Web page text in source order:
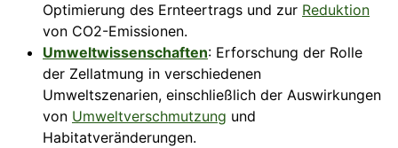
Optimierung des Ernteertrags und zur Reduktion
von CO2-Emissionen.
Umweltwissenschaften: Erforschung der Rolle
der Zellatmung in verschiedenen
Umweltszenarien, einschließlich der Auswirkungen
von Umweltverschmutzung und
Habitatveränderungen.